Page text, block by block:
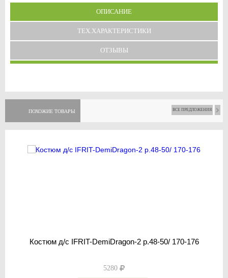
ОПИСАНИЕ
ТЕХ.ХАРАКТЕРИСТИКИ
ОТЗЫВЫ
ПОХОЖИЕ ТОВАРЫ ВСЕ ПРЕДЛОЖЕНИЯ
Костюм д/с IFRIT-DemiDragon-2 р.48-50/ 170-176
5280